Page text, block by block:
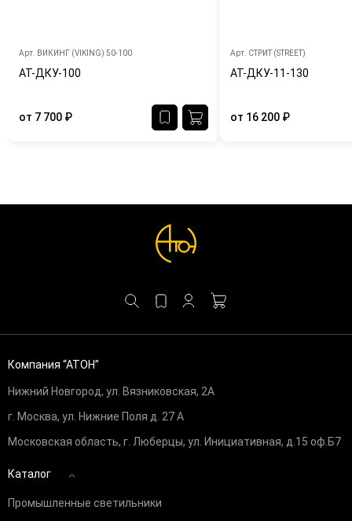
Арт. ВИКИНГ (VIKING) 50-100
АТ-ДКУ-100
от 7 700 ₽
Арт. СТРИТ (STREET)
АТ-ДКУ-11-130
от 16 200 ₽
Компания “АТОН”
Нижний Новгород, ул. Вязниковская, 2А
г. Москва, ул. Нижние Поля д. 27 А
Московская область, г. Люберцы, ул. Инициативная, д.15 оф.Б7
Каталог
Промышленные светильники